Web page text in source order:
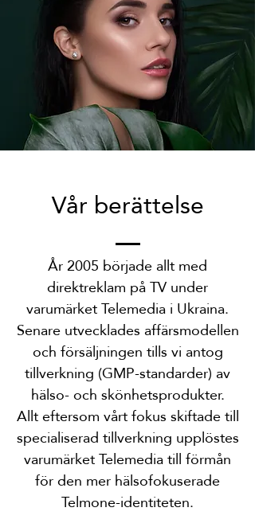
Vår berättelse
År 2005 började allt med
direktreklam på TV under
varumärket Telemedia i Ukraina.
Senare utvecklades affärsmodellen
och försäljningen tills vi antog
tillverkning (GMP-standarder) av
hälso- och skönhetsprodukter.
Allt eftersom vårt fokus skiftade till
specialiserad tillverkning upplöstes
varumärket Telemedia till förmån
för den mer hälsofokuserade
Telmone-identiteten.